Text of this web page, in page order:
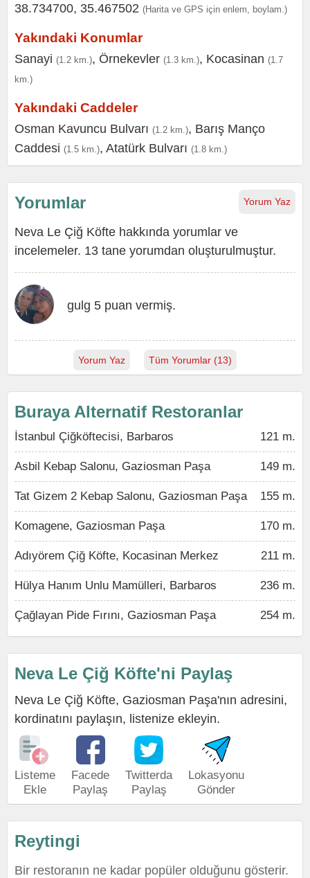
38.734700, 35.467502 (Harita ve GPS için enlem, boylam.)
Yakındaki Konumlar
Sanayi (1.2 km.), Örnekevler (1.3 km.), Kocasinan (1.7
km.)
Yakındaki Caddeler
Osman Kavuncu Bulvarı (1.2 km.), Barış Manço
Caddesi (1.5 km.), Atatürk Bulvarı (1.8 km.)
Yorum Yaz
Yorumlar
Neva Le Çiğ Köfte hakkında yorumlar ve
incelemeler. 13 tane yorumdan oluşturulmuştur.
gulg 5 puan vermiş.
Yorum Yaz Tüm Yorumlar (13)
Buraya Alternatif Restoranlar
İstanbul Çiğköftecisi, Barbaros 121 m.
Asbil Kebap Salonu, Gaziosman Paşa 149 m.
Tat Gizem 2 Kebap Salonu, Gaziosman Paşa 155 m.
Komagene, Gaziosman Paşa 170 m.
Adıyörem Çiğ Köfte, Kocasinan Merkez 211 m.
Hülya Hanım Unlu Mamülleri, Barbaros 236 m.
Çağlayan Pide Fırını, Gaziosman Paşa 254 m.
Neva Le Çiğ Köfte'ni Paylaş
Neva Le Çiğ Köfte, Gaziosman Paşa'nın adresini,
kordinatını paylaşın, listenize ekleyin.
Listeme
Ekle
Facede
Paylaş
Twitterda
Paylaş
Lokasyonu
Gönder
Reytingi
Bir restoranın ne kadar popüler olduğunu gösterir.